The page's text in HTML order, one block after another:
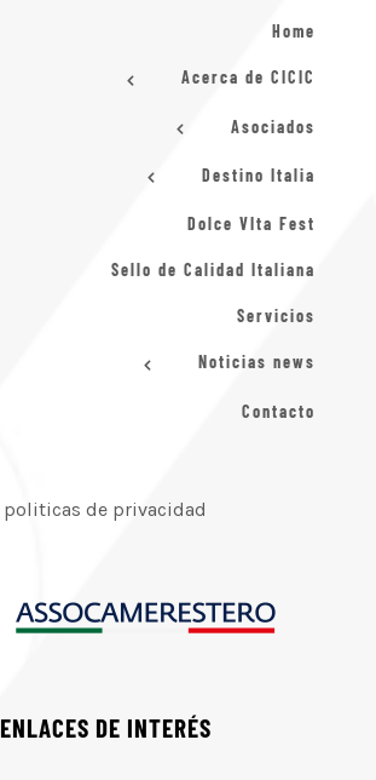
Home
Acerca de CICIC
Asociados
Destino Italia
Dolce VIta Fest
Sello de Calidad Italiana
Servicios
Noticias news
Contacto
politicas de privacidad
ENLACES DE INTERÉS